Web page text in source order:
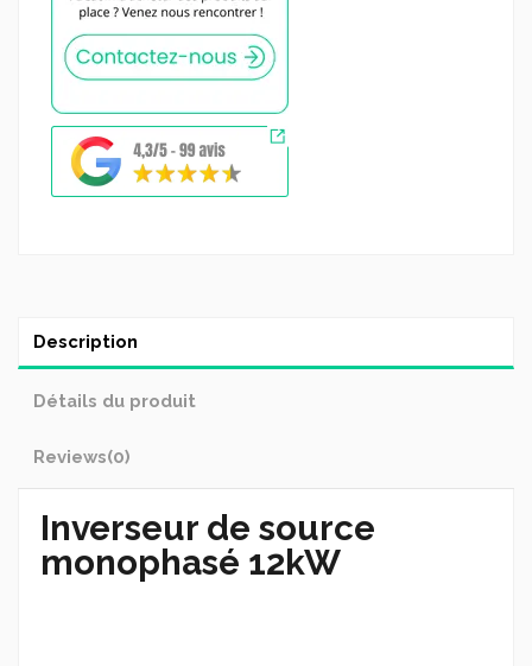
Description
Détails du produit
Reviews(0)
Inverseur de source
monophasé 12kW